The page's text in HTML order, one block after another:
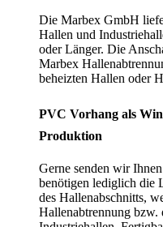
Die Marbex GmbH
Hallen und
oder Länger. Die
Marbex
beheizten Hallen oder
PVC Vorhang als
Produktion
Gerne senden wir
benötigen lediglich die
des Hallenabschnitts,
Hallenabtrennung bzw.